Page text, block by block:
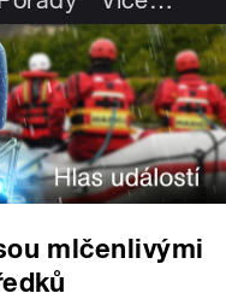
mlčenlivými